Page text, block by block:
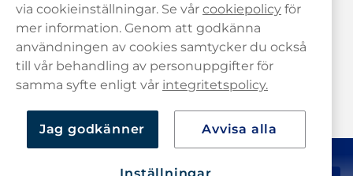
via cookieinställningar. Se vår cookiepolicy för
mer information. Genom att godkänna
användningen av cookies samtycker du också
till vår behandling av personuppgifter för
samma syfte enligt vår integritetspolicy.
Jag godkänner Avvisa alla